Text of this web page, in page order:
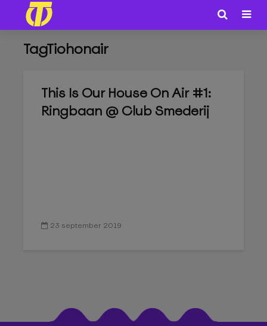
TagTiohonair
This Is Our House On Air #1:
Ringbaan @ Club Smederij
23 september 2019